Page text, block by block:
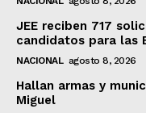
JEE reciben 717
candidatos para las
NACIONAL agosto 8, 2026
Hallan armas y
Miguel